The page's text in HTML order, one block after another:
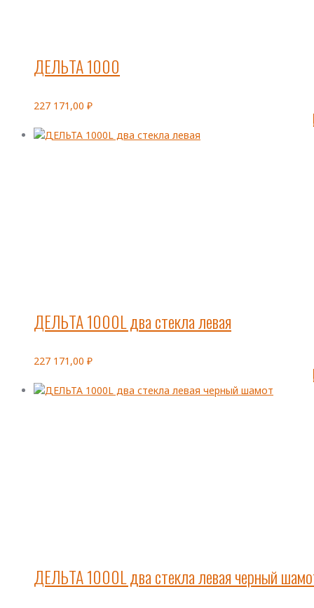
ДЕЛЬТА 1000
227 171,00 ₽
ДЕЛЬТА 1000L два стекла левая
227 171,00 ₽
ДЕЛЬТА 1000L два стекла левая черный